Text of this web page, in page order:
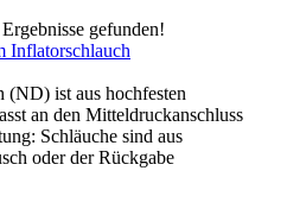
gefunden!
Inflatorschlauch
ist aus hochfesten
an den Mitteldruckanschluss
Schläuche sind aus
oder der Rückgabe